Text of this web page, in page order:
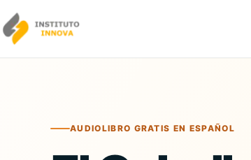
Saltar al contenido
AUDIOLIBRO GRATIS EN ESPAÑOL